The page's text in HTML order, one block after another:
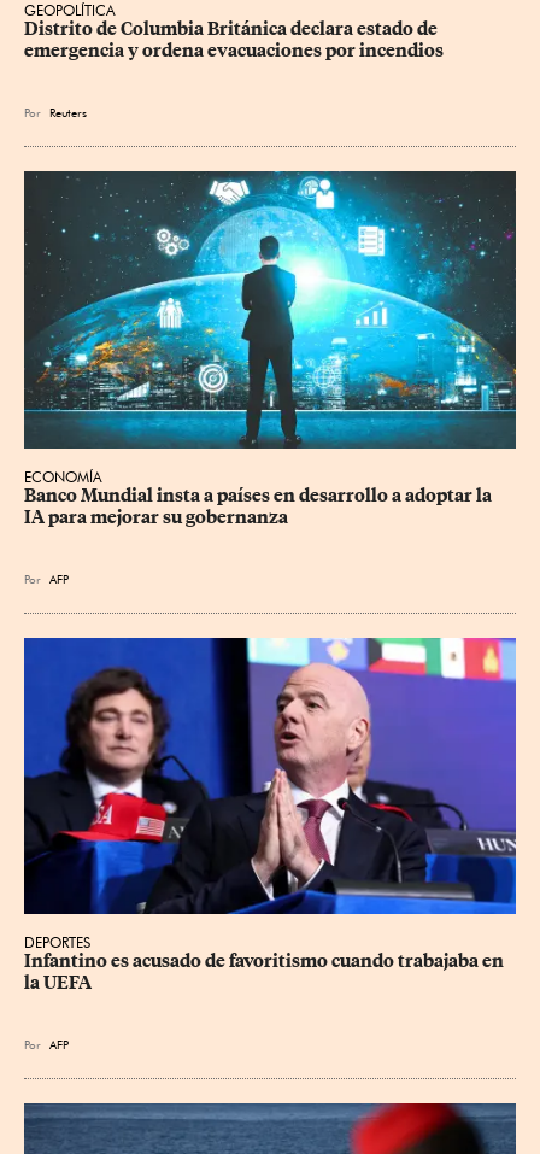
GEOPOLÍTICA
Distrito de Columbia Británica declara estado de
emergencia y ordena evacuaciones por incendios
Por Reuters
ECONOMÍA
Banco Mundial insta a países en desarrollo a adoptar la
IA para mejorar su gobernanza
Por AFP
DEPORTES
Infantino es acusado de favoritismo cuando trabajaba en
la UEFA
Por AFP